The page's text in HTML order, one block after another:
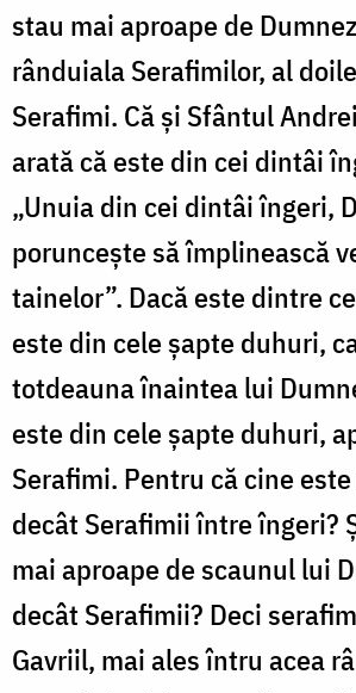
stau mai aproape de
rânduiala Serafimilor, al
Serafimi. Că și Sfântul
arată că este din cei dintâi
„Unuia din cei dintâi îngeri,
poruncește să împlinească
tainelor”. Dacă este dintre
este din cele șapte duhuri,
totdeauna înaintea lui
este din cele șapte duhuri,
Serafimi. Pentru că cine
decât Serafimii între îngeri?
mai aproape de scaunul lui
decât Serafimii? Deci
Gavriil, mai ales întru acea